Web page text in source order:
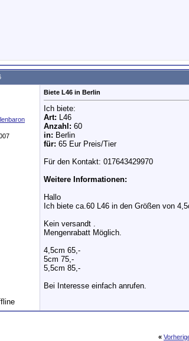
Biete L46 in Berlin
Ich biete:
Art: L46
Anzahl: 60
in: Berlin
für: 65 Eur Preis/Tier
Für den Kontakt: 017643429970
Weitere Informationen:
Hallo
Ich biete ca.60 L46 in den Größen von
Kein versandt .
Mengenrabatt Möglich.
4,5cm 65,-
5cm 75,-
5,5cm 85,-
Bei Interesse einfach anrufen.
«